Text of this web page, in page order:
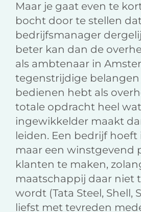
Maar je gaat even te
bocht door te stellen
bedrijfsmanager
beter kan dan de
als ambtenaar in
tegenstrijdige belangen
bedienen hebt als
totale opdracht heel wat
ingewikkelder maakt
leiden. Een bedrijf hoeft
maar een winstgevend
klanten te maken,
maatschappij daar niet
wordt (Tata Steel, Shell,
liefst met tevreden